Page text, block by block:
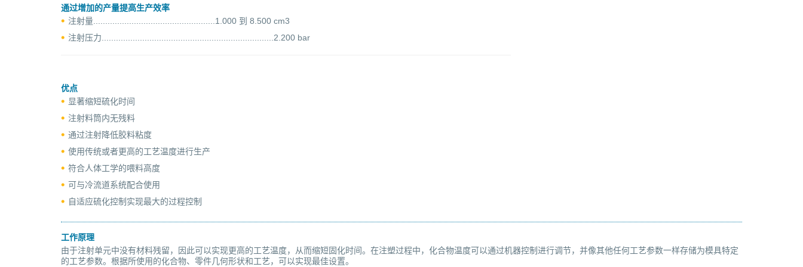
通过增加的产量提高生产效率
注射量...................................................1.000 到 8.500 cm3
注射压力........................................................................2.200 bar
优点
显著缩短硫化时间
注射料筒内无残料
通过注射降低胶料粘度
使用传统或者更高的工艺温度进行生产
符合人体工学的喂料高度
可与冷流道系统配合使用
自适应硫化控制实现最大的过程控制
工作原理
由于注射单元中没有材料残留，因此可以实现更高的工艺温度，从而缩短固化时间。在注塑过程中，化合物温度可以通过机器控制进行调节，并像其他任何工艺参数一样存储为模具特定
的工艺参数。根据所使用的化合物、零件几何形状和工艺，可以实现最佳设置。